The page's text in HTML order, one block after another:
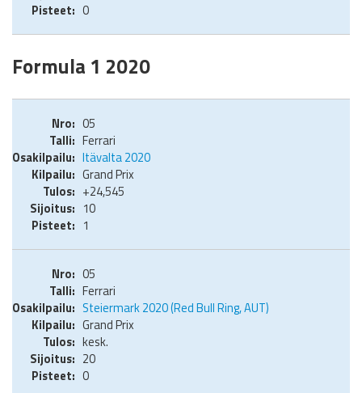
0
Formula 1 2020
05
Ferrari
Itävalta 2020
Grand Prix
+24,545
10
1
05
Ferrari
Steiermark 2020 (Red Bull Ring, AUT)
Grand Prix
kesk.
20
0